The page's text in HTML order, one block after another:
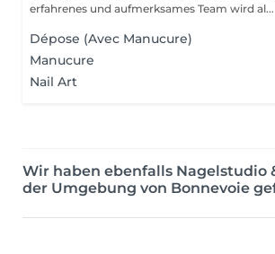
erfahrenes und aufmerksames Team wird al...
Dépose (Avec Manucure)
Manucure
Nail Art
Wir haben ebenfalls Nagelstudio
der Umgebung von Bonnevoie